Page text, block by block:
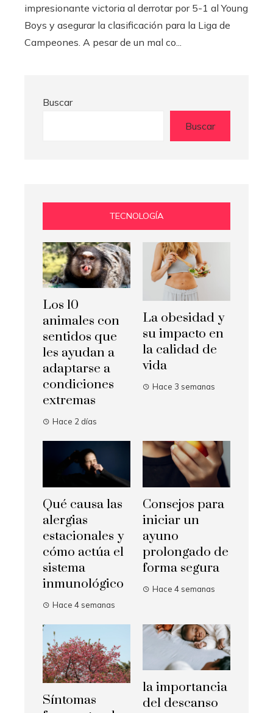
impresionante victoria al derrotar por 5-1 al Young
Boys y asegurar la clasificación para la Liga de
Campeones. A pesar de un mal co...
Buscar
Buscar
TECNOLOGÍA
Los 10
animales con
sentidos que
les ayudan a
adaptarse a
condiciones
extremas
Hace 2 días
La obesidad y
su impacto en
la calidad de
vida
Hace 3 semanas
Qué causa las
alergias
estacionales y
cómo actúa el
sistema
inmunológico
Hace 4 semanas
Consejos para
iniciar un
ayuno
prolongado de
forma segura
Hace 4 semanas
Síntomas
la importancia
del descanso